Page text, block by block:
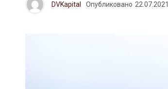
DVKapital Опубликовано 22.07.2021